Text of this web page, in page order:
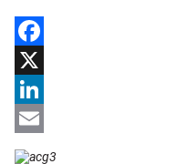
Facebook
X
LinkedIn
Email